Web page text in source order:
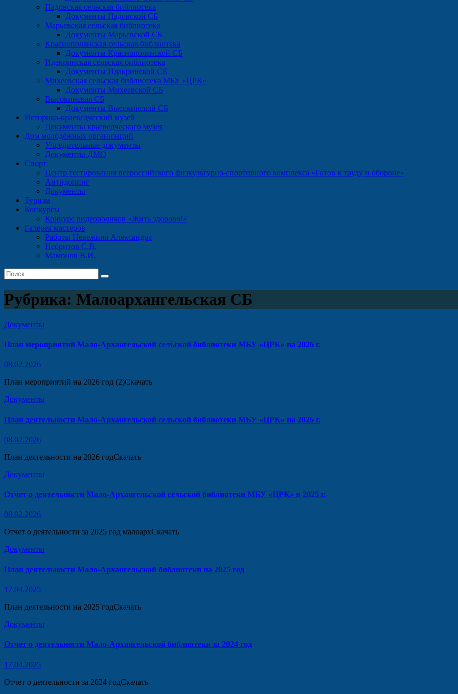
Падовская сельская библиотека
Документы Падовской СБ
Марьевская сельская библиотека
Документы Марьевской СБ
Краснополянская сельская библиотека
Документы Краснополянской СБ
Идакринская сельская библиотека
Документы Идакринской СБ
Михеевская сельская библиотека МБУ «ЦРК»
Документы Михеевской СБ
Высокинская СБ
Документы Высокинской СБ
Историко-краеведческий музей
Документы краеведческого музея
Дом молодёжных организаций
Учредительные документы
Документы ДМО
Спорт
Центр тестирования всероссийского физкультурно-спортивного комплекса «Готов к труду и обороне»
Антидопинг
Документы
Туризм
Конкурсы
Конкурс видеороликов «Жить здорово!»
Галерея мастеров
Работы Невежина Александра
Небритов С.В.
Мамонов В.И.
Рубрика: Малоархангельская СБ
Документы
План мероприятий Мало-Архангельской сельской библиотеки МБУ «ЦРК» на 2026 г.
08.02.2026
План мероприятий на 2026 год (2)Скачать
Документы
План деятельности Мало-Архангельской сельской библиотеки МБУ «ЦРК» на 2026 г.
08.02.2026
План деятельности на 2026 годСкачать
Документы
Отчет о деятельности Мало-Архангельской сельской библиотеки МБУ «ЦРК» в 2025 г.
08.02.2026
Отчет о деятельности за 2025 год малоархСкачать
Документы
План деятельности Мало-Архангельской библиотеки на 2025 год
17.04.2025
План деятельности на 2025 годСкачать
Документы
Отчет о деятельности Мало-Архангельской библиотеки за 2024 год
17.04.2025
Отчет о деятельности за 2024 годСкачать